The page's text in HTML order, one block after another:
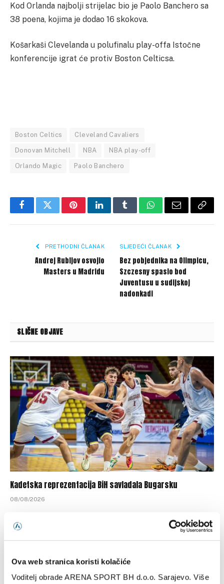
Ova web stranica koristi kolačiće
Voditelj obrade ARENA SPORT BH d.o.o. Sarajevo. Više
Kod Orlanda najbolji strijelac bio je Paolo Banchero sa
38 poena, kojima je dodao 16 skokova.
Košarkaši Clevelanda u polufinalu play-offa Istočne
konferencije igrat će protiv Boston Celticsa.
Boston Celtics Cleveland Cavaliers
Donovan Mitchell NBA NBA play-off
Orlando Magic Paolo Banchero
FacebookTwitterPinterestLinkedInTumblrWhatsApp
Email Copy
PRETHODNI ČLANAK
Andrej Rubljov osvojio
Masters u Madridu
SLJEDEĆI ČLANAK
Bez pobjednika na Olimpicu,
Szczesny spasio bod
Juventusu u sudijskoj
nadonkadi
SLIČNE OBJAVE
Kadetska reprezentacija BiH savladala Bugarsku
08/08/2026